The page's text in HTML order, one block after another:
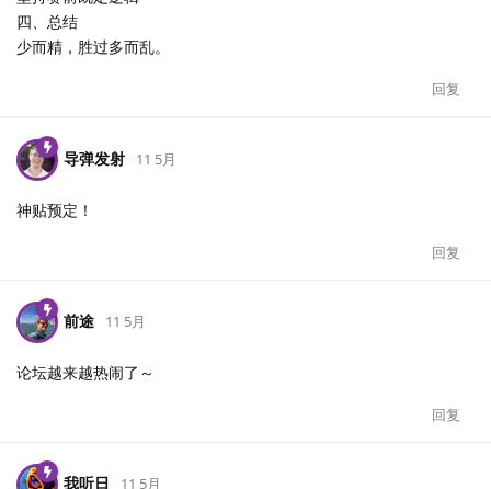
四、总结
少而精，胜过多而乱。
回复
导弹发射 11 5月
神贴预定！
回复
前途 11 5月
论坛越来越热闹了～
回复
我听日 11 5月